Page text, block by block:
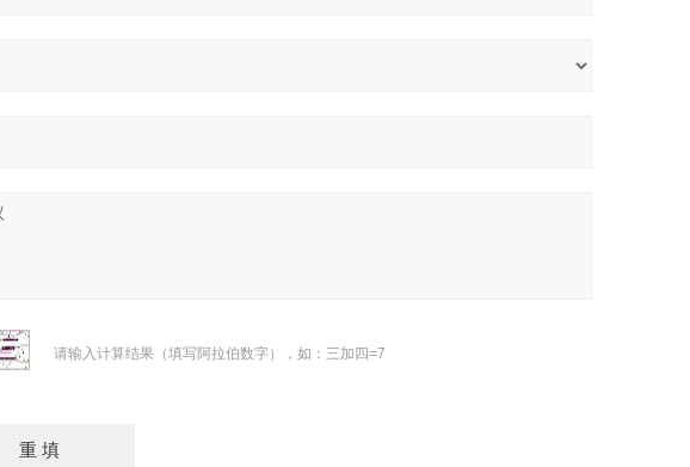
请输入计算结果（填写阿拉伯数字），如：三加四=7